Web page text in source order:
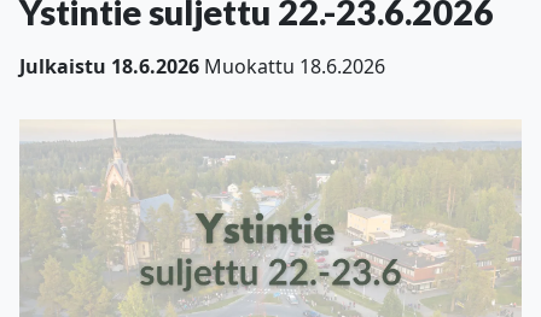
Kunta ja päätöksenteko
Työ- ja elinvoimapalvelut
Verkkoasiointi
Ystintie suljettu 22.-23.6.2026
Julkaistu 18.6.2026 Muokattu 18.6.2026